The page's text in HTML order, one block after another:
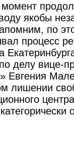
якобы
по
процесс
делу вице-
Евгения
лишении